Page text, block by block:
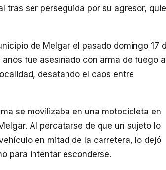
tras ser perseguida por su agresor,
de Melgar el pasado domingo 17
fue asesinado con arma de fuego al
desatando el caos entre
se movilizaba en una motocicleta en
Al percatarse de que un sujeto lo
en mitad de la carretera, lo dejó
para intentar esconderse.